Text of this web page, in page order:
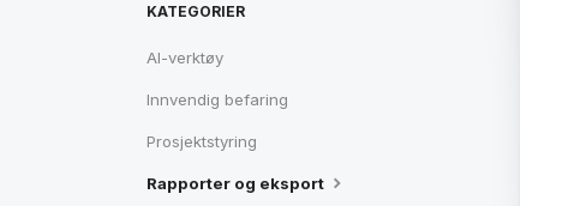
KATEGORIER
AI-verktøy
Innvendig befaring
Prosjektstyring
Rapporter og eksport